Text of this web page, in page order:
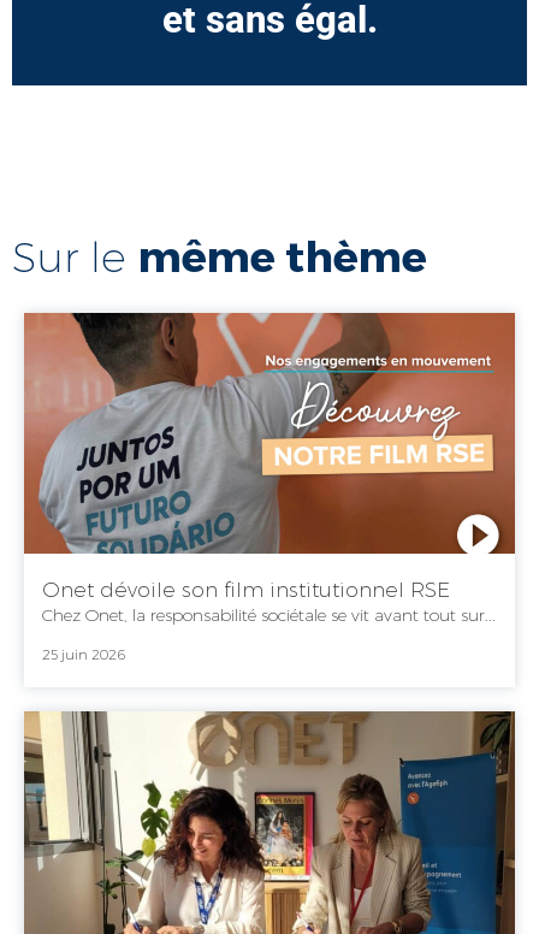
et sans égal.
Sur le même thème
Onet dévoile son film institutionnel RSE
Chez Onet, la responsabilité sociétale se vit avant tout sur...
25 juin 2026